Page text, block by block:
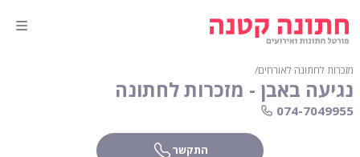
מזכרות לחתונה לאורחים∕
נגיעה באבן - מזכרות לחתונה
074-7049955
התקשר